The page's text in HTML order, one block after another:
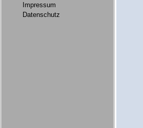
Impressum
Datenschutz